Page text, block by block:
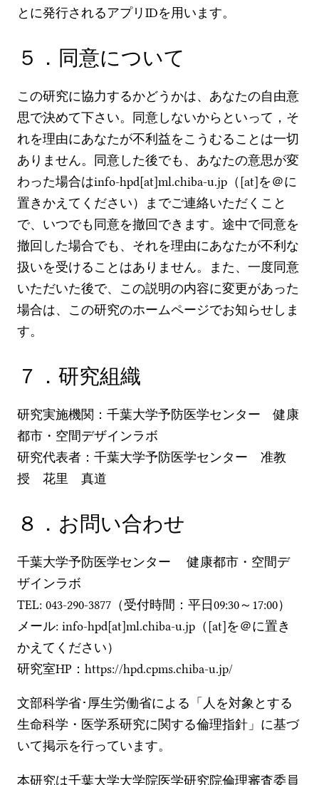
とに発行されるアプリIDを用います。
５．同意について
この研究に協力するかどうかは、あなたの自由意
思で決めて下さい。同意しないからといって，そ
れを理由にあなたが不利益をこうむることは一切
ありません。同意した後でも、あなたの意思が変
わった場合はinfo-hpd[at]ml.chiba-u.jp（[at]を＠に
置きかえてください）までご連絡いただくこと
で、いつでも同意を撤回できます。途中で同意を
撤回した場合でも、それを理由にあなたが不利な
扱いを受けることはありません。また、一度同意
いただいた後で、この説明の内容に変更があった
場合は、この研究のホームページでお知らせしま
す。
７．研究組織
研究実施機関：千葉大学予防医学センター 健康
都市・空間デザインラボ
研究代表者：千葉大学予防医学センター 准教
授 花里 真道
８．お問い合わせ
千葉大学予防医学センター 健康都市・空間デ
ザインラボ
TEL: 043-290-3877（受付時間：平日09:30～17:00）
メール: info-hpd[at]ml.chiba-u.jp（[at]を＠に置き
かえてください）
研究室HP：https://hpd.cpms.chiba-u.jp/
文部科学省･厚生労働省による「人を対象とする
生命科学・医学系研究に関する倫理指針」に基づ
いて掲示を行っています。
本研究は千葉大学大学院医学研究院倫理審査委員